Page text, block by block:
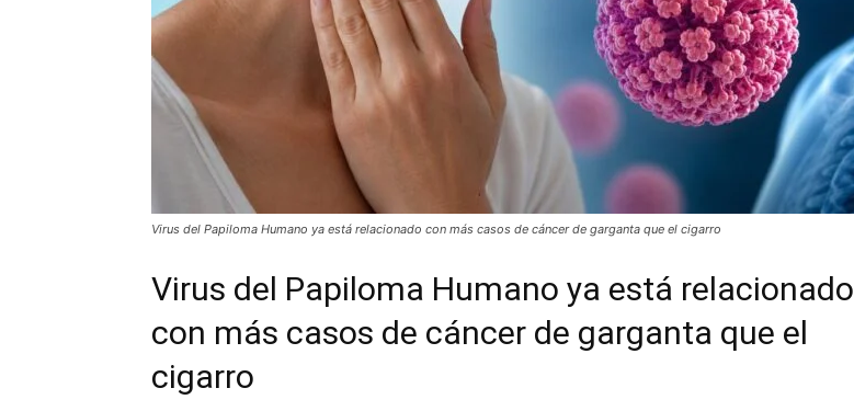
Virus del Papiloma Humano ya está relacionado con más casos de cáncer de garganta que el cigarro
Virus del Papiloma Humano ya está relacionado
con más casos de cáncer de garganta que el
cigarro